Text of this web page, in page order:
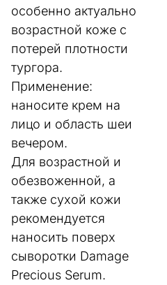
особенно актуально
возрастной коже с
потерей плотности
тургора.
Применение:
наносите крем на
лицо и область шеи
вечером.
Для возрастной и
обезвоженной, а
также сухой кожи
рекомендуется
наносить поверх
сыворотки Damage
Precious Serum.